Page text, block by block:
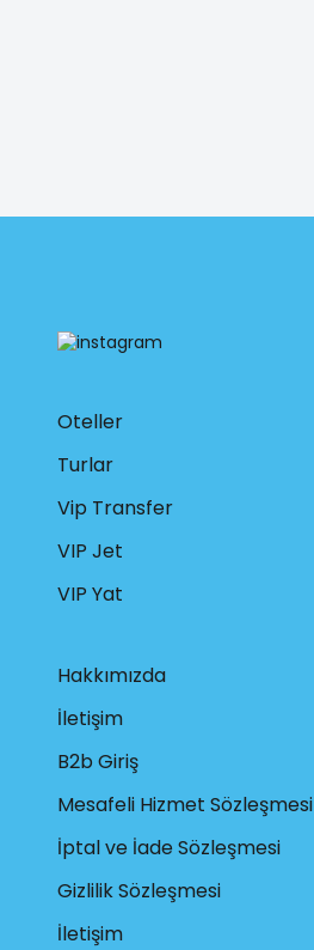
Oteller
Turlar
Vip Transfer
VIP Jet
VIP Yat
Hakkımızda
İletişim
B2b Giriş
Mesafeli Hizmet Sözleşmesi
İptal ve İade Sözleşmesi
Gizlilik Sözleşmesi
İletişim